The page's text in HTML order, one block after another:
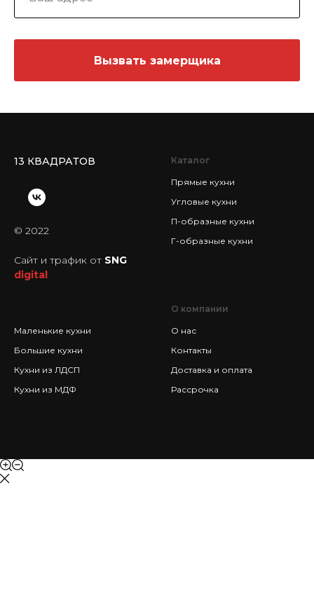
Вызвать замерщика
13 КВАДРАТОВ
© 2022
Сайт и трафик от SNG
digital
Каталог
Прямые кухни
Угловые кухни
П-образные кухни
Г-образные кухни
Маленькие кухни
Большие кухни
Кухни из ЛДСП
Кухни из МДФ
О компании
О нас
Контакты
Доставка и оплата
Рассрочка